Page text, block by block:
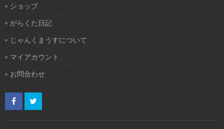
ショップ
がらくた日記
じゃんくまうすについて
マイアカウント
お問合わせ